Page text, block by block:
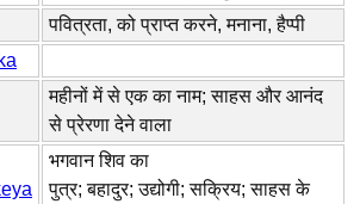
पवित्रता, को प्राप्त करने, मनाना, हैप्पी
महीनों में से एक का नाम; साहस और आनंद
से प्रेरणा देने वाला
भगवान शिव का
पुत्र; बहादुर; उद्योगी; सक्रिय; साहस के